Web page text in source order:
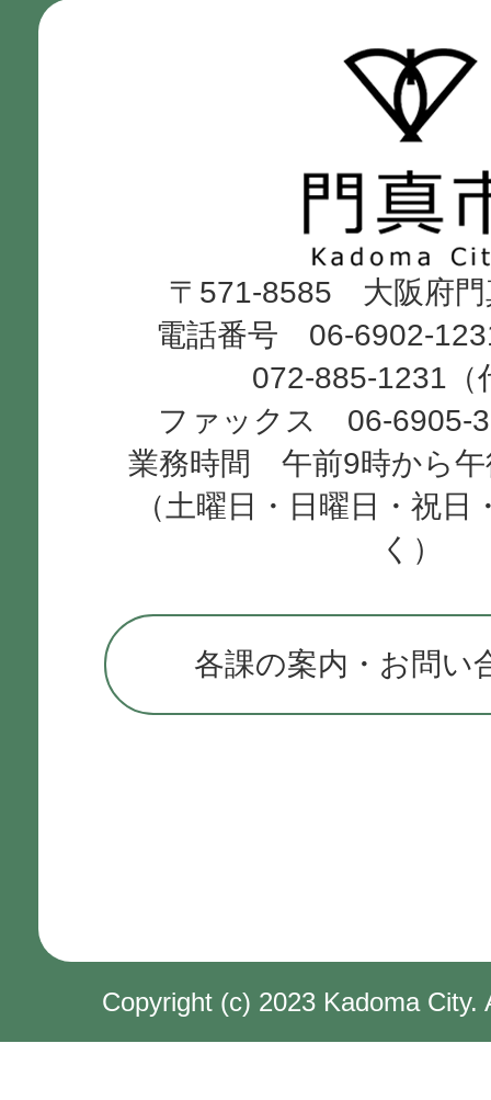
市
Kadoma
City
〒571-8585 大阪府門
電話番号 06-6902-
072-885-1231（
ファックス 06-6905-
業務時間 午前9時から午
（土曜日・日曜日・祝日
く）
各課の案内・お問い
Copyright (c) 2023 Kadoma City.